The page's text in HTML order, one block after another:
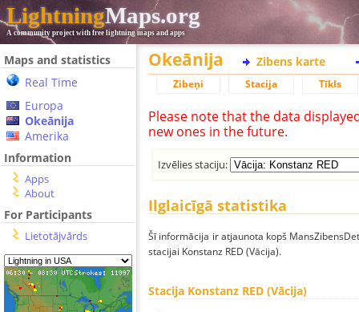
LightningMaps.org
A community project with free lightning maps and apps
Maps and statistics
Real Time
Europa
Okeānija
Amerika
Information
Apps
About
For Participants
Lietotājvārds
Okeānija Zibens karte
Zibeņi Stacija Tīkls
Please note that the data
new ones in the future.
Izvēlies staciju:
Ilglaicīgā statistika
Šī informācija ir atjaunota kopš
stacijai Konstanz RED (Vācija).
Stacija Konstanz RED (Vācija)